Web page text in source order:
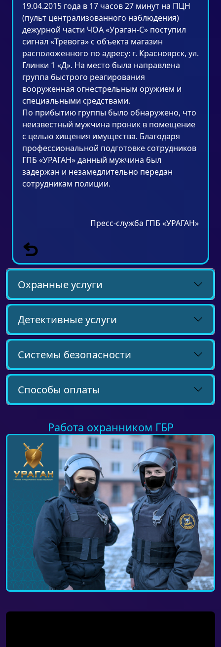
19.04.2015 года в 17 часов 27 минут на ПЦН
(пульт централизованного наблюдения)
дежурной части ЧОА «Ураган-С» поступил
сигнал «Тревога» с объекта магазин
расположенного по адресу: г. Красноярск, ул.
Глинки 1 «Д». На место была направлена
группа быстрого реагирования
вооруженная огнестрельным оружием и
специальными средствами.
По прибытию группы было обнаружено, что
неизвестный мужчина проник в помещение
с целью хищения имущества. Благодаря
профессиональной подготовке сотрудников
ГПБ «УРАГАН» данный мужчина был
задержан и незамедлительно передан
сотрудникам полиции.
Пресс-служба ГПБ «УРАГАН»
Охранные услуги
Детективные услуги
Системы безопасности
Способы оплаты
Работа охранником ГБР